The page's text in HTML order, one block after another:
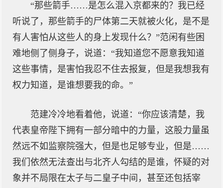
“那些箭手……是怎么混入京都来的？我已经
听说了，那些箭手的尸体第二天就被火化，是不是
有人害怕从这些人的身上发现什么？”范闲有些困
难地侧了侧身子，说道：“我知道您不愿意我知道
这些事情，是害怕我忍不住去报复，但是我想我有
权力知道，是谁想要我的命。”
范建冷冷地看着他，说道：“你应该清楚，我
代表皇帝陛下拥有一部分暗中的力量，这股力量虽
然远不如监察院强大，但是也足够专业，但是……
我们依然无法查出与北齐人勾结的是谁，怀疑的对
象并不局限在太子与二皇子中间，甚至还包括宰